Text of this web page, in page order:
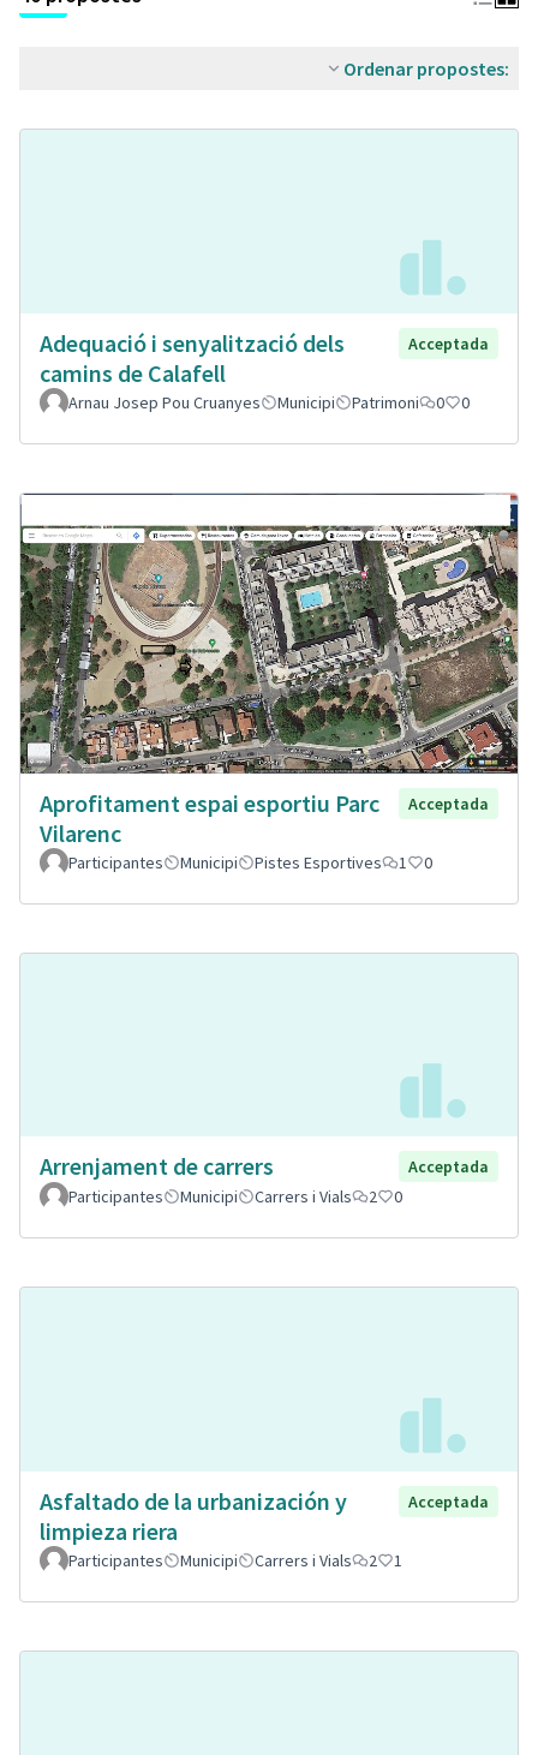
Ordenar propostes:
Adequació i senyalització dels
camins de Calafell
Acceptada
Arnau Josep Pou Cruanyes Municipi Patrimoni 0 0
Aprofitament espai esportiu Parc
Vilarenc
Acceptada
Participantes Municipi Pistes Esportives 1 0
Arrenjament de carrers
Acceptada
Participantes
Municipi Carrers i Vials 2 0
Asfaltado de la urbanización y
limpieza riera
Acceptada
Participantes Municipi Carrers i Vials 2 1